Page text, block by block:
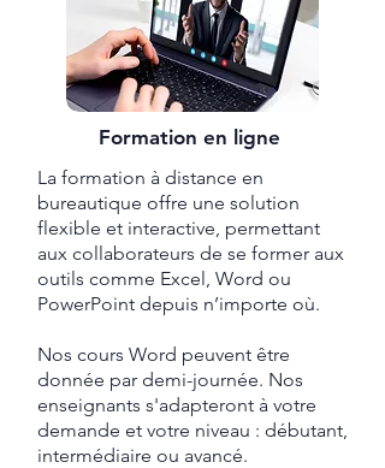
Formation en ligne
La formation à distance en
bureautique offre une solution
flexible et interactive, permettant
aux collaborateurs de se former aux
outils comme Excel, Word ou
PowerPoint depuis n’importe où.
Nos cours Word peuvent être
donnée par demi-journée. Nos
enseignants s'adapteront à votre
demande et votre niveau : débutant,
intermédiaire ou avancé.